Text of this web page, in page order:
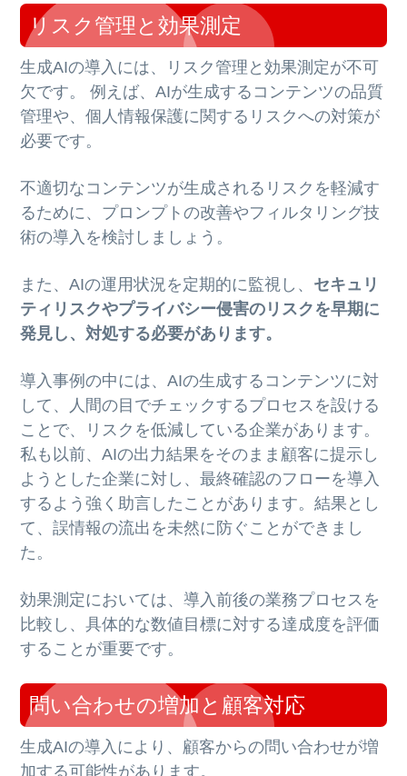
リスク管理と効果測定
生成AIの導入には、リスク管理と効果測定が不可
欠です。 例えば、AIが生成するコンテンツの品質
管理や、個人情報保護に関するリスクへの対策が
必要です。
不適切なコンテンツが生成されるリスクを軽減す
るために、プロンプトの改善やフィルタリング技
術の導入を検討しましょう。
また、AIの運用状況を定期的に監視し、 セキュリ
ティリスクやプライバシー侵害のリスクを早期に
発見し、対処する必要があります。
導入事例の中には、AIの生成するコンテンツに対
して、人間の目でチェックするプロセスを設ける
ことで、リスクを低減している企業があります。
私も以前、AIの出力結果をそのまま顧客に提示し
ようとした企業に対し、最終確認のフローを導入
するよう強く助言したことがあります。結果とし
て、誤情報の流出を未然に防ぐことができまし
た。
効果測定においては、導入前後の業務プロセスを
比較し、具体的な数値目標に対する達成度を評価
することが重要です。
問い合わせの増加と顧客対応
生成AIの導入により、顧客からの問い合わせが増
加する可能性があります。